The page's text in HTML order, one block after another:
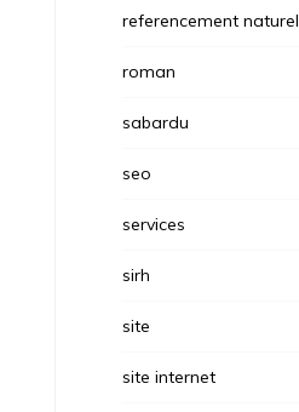
referencement naturel
roman
sabardu
seo
services
sirh
site
site internet